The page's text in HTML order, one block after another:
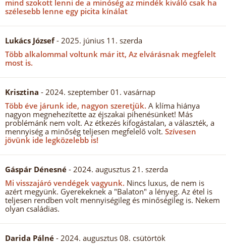
mind szokott lenni de a minóség az mindék kiváló csak ha
szélesebb lenne egy picita kínálat
Lukács József- 2025. június 11. szerda
Több alkalommal voltunk már itt, Az elvárásnak megfelelt
most is.
Krisztina - 2024. szeptember 01. vasárnap
Több éve járunk ide, nagyon szeretjük. A klíma hiánya
nagyon megnehezítette az éjszakai pihenésünket! Más
problémánk nem volt. Az étkezés kifogástalan, a választék, a
mennyiség a minőség teljesen megfelelő volt. Szívesen
jövünk ide legközelebb is!
Gáspár Dénesné - 2024. augusztus 21. szerda
Mi visszajáró vendégek vagyunk. Nincs luxus, de nem is
azért megyünk. Gyerekeknek a "Balaton" a lényeg. Az étel is
teljesen rendben volt mennyiségileg és minőségileg is. Nekem
olyan családias.
Darida Pálné - 2024. augusztus 08. csütörtök